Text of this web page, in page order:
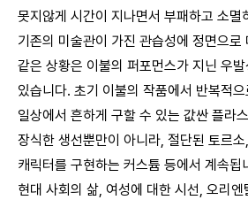
못지않게 시간이 지나면서 부패하고 소멸
기존의 미술관이 가진 관습성에 정면으
같은 상황은 이불의 퍼포먼스가 지닌 우발
있습니다. 초기 이불의 작품에서 반복적
일상에서 흔하게 구할 수 있는 값싼 플라
장식한 생선뿐만이 아니라, 절단된 토르
캐릭터를 구현하는 커스튬 등에서 계속됩
현대 사회의 삶, 여성에 대한 시선, 오리엔